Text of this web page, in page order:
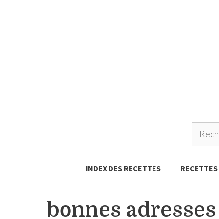
INDEX DES RECETTES RECETTES
bonnes adresses